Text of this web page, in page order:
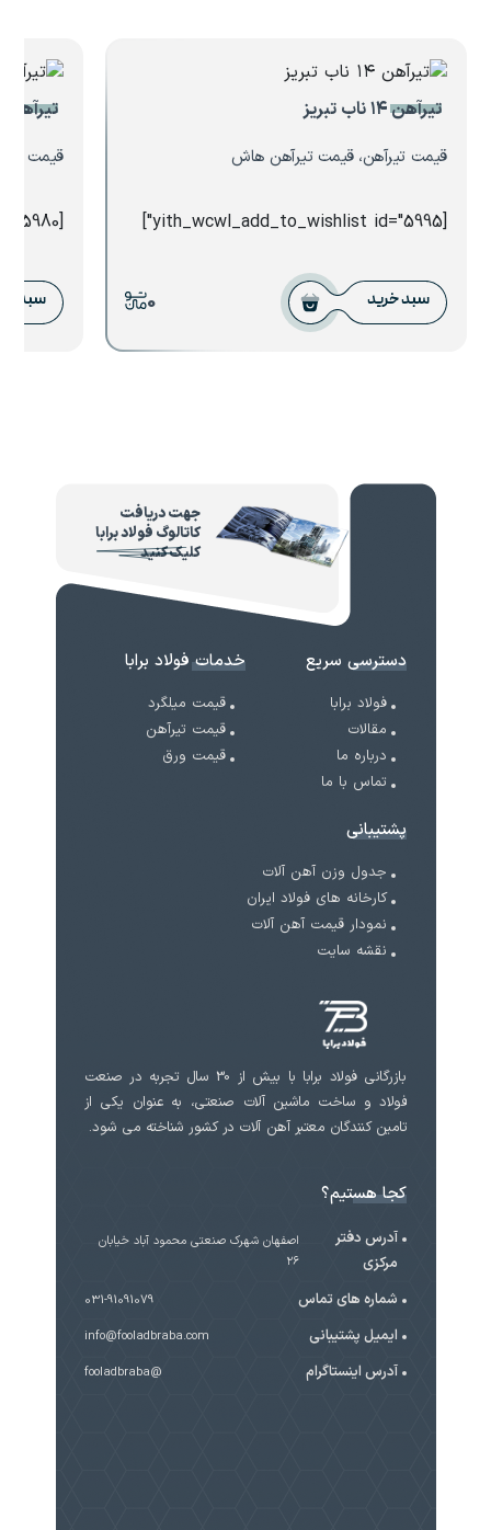
تیرآهن ۱۴ ناب تبریز
قیمت تیرآهن، قیمت تیرآهن هاش
[yith_wcwl_add_to_wishlist id="5995"]
سبد خرید 0
تیرآهن ۲۰ یزد احرامیان
قیمت
[yith_wcwl_add_to_wishlist id="5980"]
سبد
جهت دریافت
کاتالوگ فولاد برابا
کلیک کنید
دسترسی سریع
فولاد برابا
مقالات
درباره ما
تماس با ما
خدمات فولاد برابا
قیمت میلگرد
قیمت تیرآهن
قیمت ورق
پشتیبانی
جدول وزن آهن آلات
کارخانه های فولاد ایران
نمودار قیمت آهن آلات
نقشه سایت
بازرگانی فولاد برابا با بیش از 30 سال تجربه در صنعت
فولاد و ساخت ماشین آلات صنعتی، به عنوان یکی از
تامین کنندگان معتبر آهن آلات در کشور شناخته می شود.
کجا هستیم؟
آدرس دفتر
مرکزی
اصفهان شهرک صنعتی محمود آباد خیابان
۲۶
شماره های تماس 031-91091079
ایمیل پشتیبانی info@fooladbraba.com
آدرس اینستاگرام @fooladbraba